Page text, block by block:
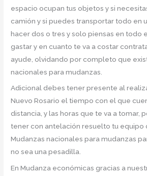
espacio ocupan tus objetos y si
camión y si puedes transportar todo en
hacer dos o tres y solo piensas en todo
gastar y en cuanto te va a costar
ayude, olvidando por completo que
nacionales para mudanzas.
Adicional debes tener presente al
Nuevo Rosario el tiempo con el que
distancia, y las horas que te va a tomar,
tener con antelación resuelto tu equipo
Mudanzas nacionales para mudanzas
no sea una pesadilla.
En Mudanza económicas gracias a